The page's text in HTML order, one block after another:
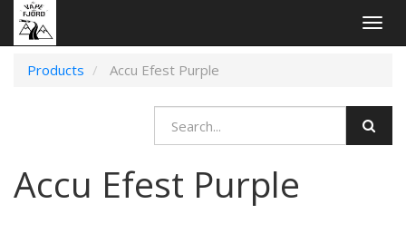
Products
Accu Efest Purple
Accu Efest Purple